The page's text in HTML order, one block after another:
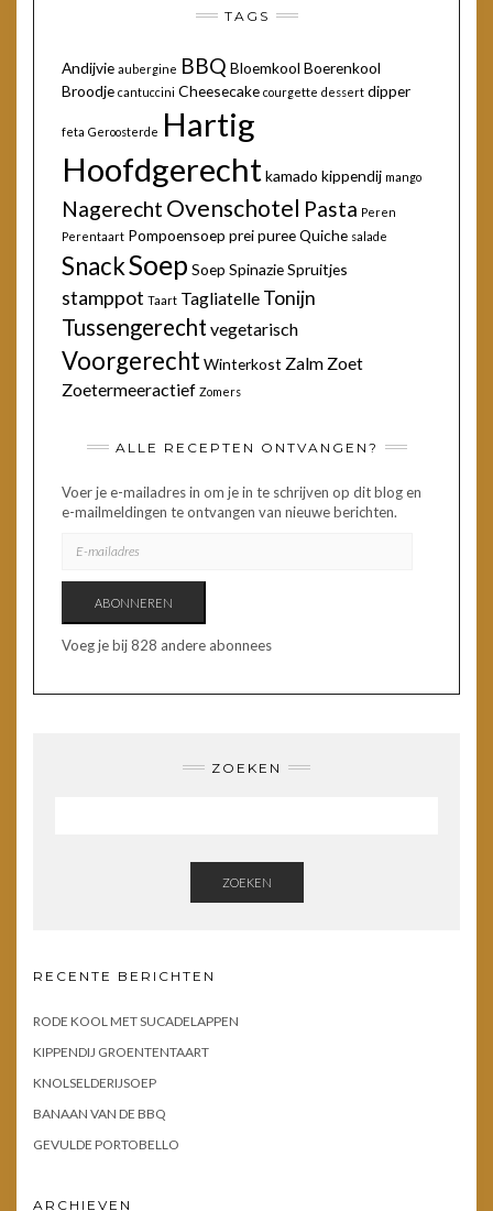
TAGS
Andijvie aubergine BBQ Bloemkool Boerenkool
Broodje cantuccini Cheesecake courgette dessert dipper
feta Geroosterde Hartig
Hoofdgerecht kamado kippendij mango
Nagerecht Ovenschotel Pasta Peren
Perentaart Pompoensoep preipureeQuiche salade
SnackSoep Soep SpinazieSpruitjes
stamppot Taart Tagliatelle Tonijn
Tussengerecht vegetarisch
VoorgerechtWinterkost Zalm Zoet
Zoetermeeractief Zomers
ALLE RECEPTEN ONTVANGEN?
Voer je e-mailadres in om je in te schrijven op dit blog en
e-mailmeldingen te ontvangen van nieuwe berichten.
MAILADRES
ABONNEREN
Voeg je bij 828 andere abonnees
ZOEKEN
ZOEKEN
RECENTE BERICHTEN
RODE KOOL MET SUCADELAPPEN
KIPPENDIJ GROENTENTAART
KNOLSELDERIJSOEP
BANAAN VAN DE BBQ
GEVULDE PORTOBELLO
ARCHIEVEN